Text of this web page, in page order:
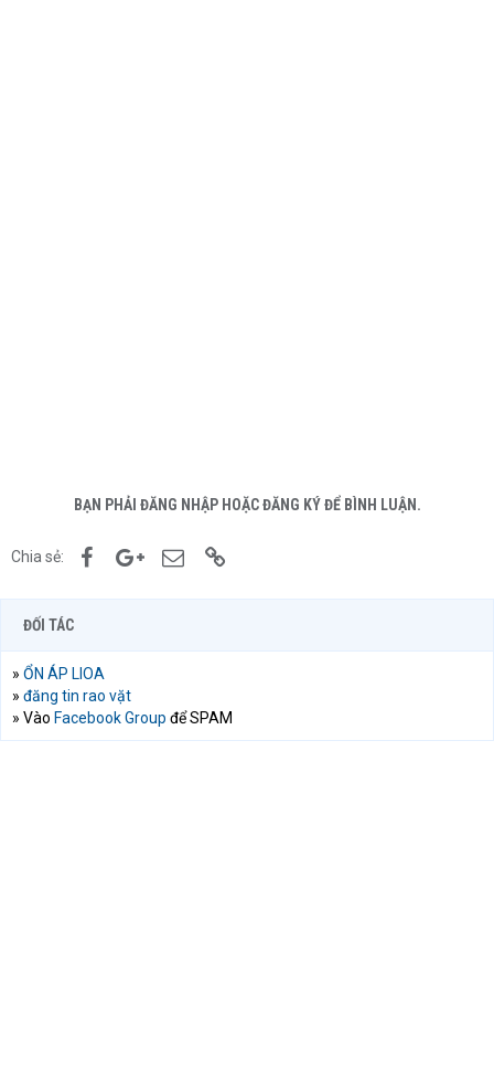
BẠN PHẢI ĐĂNG NHẬP HOẶC ĐĂNG KÝ ĐỂ BÌNH LUẬN.
Chia sẻ: FacebookGoogle+Email
ĐỐI TÁC
» ỔN ÁP LIOA
» đăng tin rao vặt
» Vào Facebook Group để SPAM